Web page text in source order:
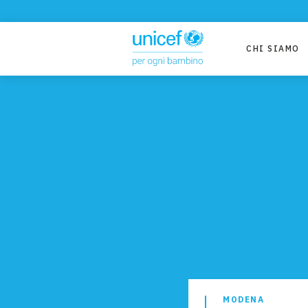
CHI SIAMO
MODENA